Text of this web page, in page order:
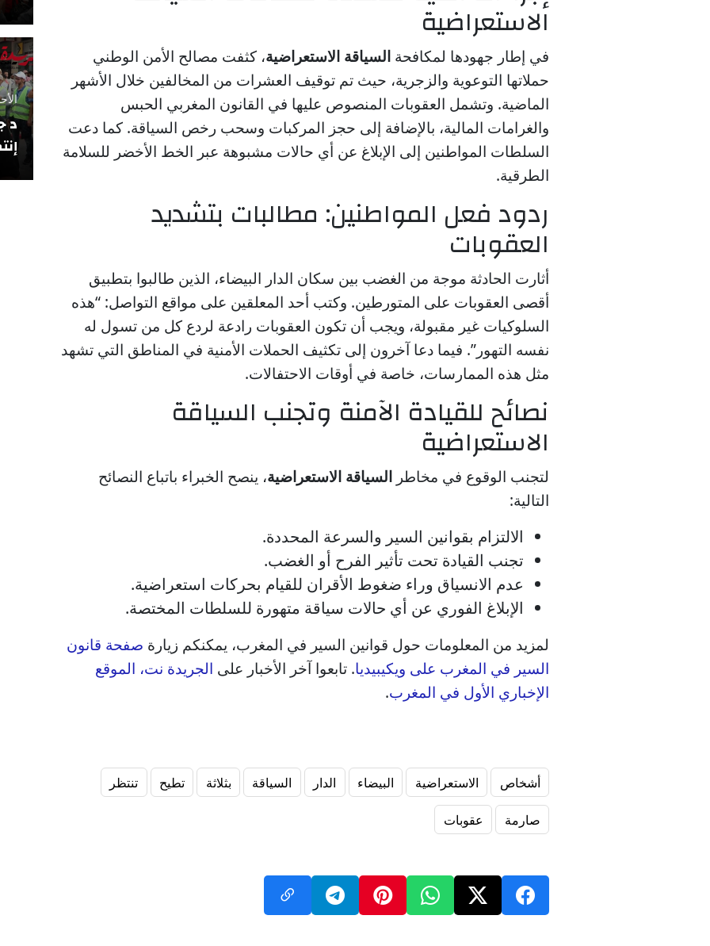
الاستعراضية
في إطار جهودها لمكافحة السياقة الاستعراضية، كثفت مصالح الأمن الوطني
حملاتها التوعوية والزجرية، حيث تم توقيف العشرات من المخالفين خلال الأشهر
الماضية. وتشمل العقوبات المنصوص عليها في القانون المغربي الحبس
والغرامات المالية، بالإضافة إلى حجز المركبات وسحب رخص السياقة. كما دعت
السلطات المواطنين إلى الإبلاغ عن أي حالات مشبوهة عبر الخط الأخضر للسلامة
الطرقية.
ردود فعل المواطنين: مطالبات بتشديد
العقوبات
أثارت الحادثة موجة من الغضب بين سكان الدار البيضاء، الذين طالبوا بتطبيق
أقصى العقوبات على المتورطين. وكتب أحد المعلقين على مواقع التواصل: “هذه
السلوكيات غير مقبولة، ويجب أن تكون العقوبات رادعة لردع كل من تسول له
نفسه التهور”. فيما دعا آخرون إلى تكثيف الحملات الأمنية في المناطق التي تشهد
مثل هذه الممارسات، خاصة في أوقات الاحتفالات.
نصائح للقيادة الآمنة وتجنب السياقة
الاستعراضية
لتجنب الوقوع في مخاطر السياقة الاستعراضية، ينصح الخبراء باتباع النصائح
التالية:
الالتزام بقوانين السير والسرعة المحددة.
تجنب القيادة تحت تأثير الفرح أو الغضب.
عدم الانسياق وراء ضغوط الأقران للقيام بحركات استعراضية.
الإبلاغ الفوري عن أي حالات سياقة متهورة للسلطات المختصة.
لمزيد من المعلومات حول قوانين السير في المغرب، يمكنكم زيارة صفحة قانون
السير في المغرب على ويكيبيديا. تابعوا آخر الأخبار على الجريدة نت، الموقع
الإخباري الأول في المغرب.
أشخاص الاستعراضية البيضاء الدار السياقة بثلاثة تطيح تنتظر
صارمة عقوبات
الأحد 5 أكتوبر
د